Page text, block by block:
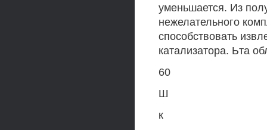
уменьшается. Из
нежелательного
способствовать
катализатора. Ьта
60
Ш
к